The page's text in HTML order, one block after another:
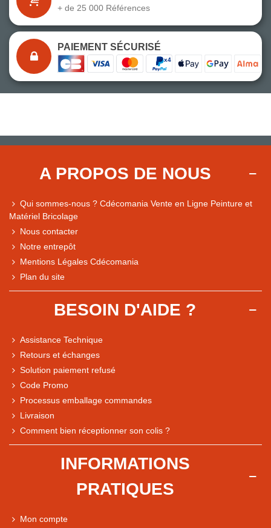
Comparaison des performances du magasin
Express, Chez vous, Point relais, Retrait magasin
+ de 25 000 Références
PAIEMENT SÉCURISÉ
A PROPOS DE NOUS
Qui sommes-nous ? Cdécomania Vente en Ligne Peinture et
Matériel Bricolage
Nous contacter
Notre entrepôt
Mentions Légales Cdécomania
Plan du site
BESOIN D'AIDE ?
Assistance Technique
Retours et échanges
Solution paiement refusé
Code Promo
Processus emballage commandes
Livraison
Comment bien réceptionner son colis ?
INFORMATIONS
PRATIQUES
Mon compte